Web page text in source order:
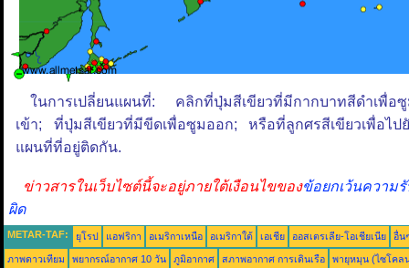
ในการเปลี่ยนแผนที่: คลิกที่ปุ่มสีเขียวที่มีกากบาทสีดำเพื่อ
เข้า; ที่ปุ่มสีเขียวที่มีขีดเพื่อซูมออก; หรือที่ลูกศรสีเขียวเพื่อไป
แผนที่ที่อยู่ติดกัน.
ข่าวสารในเว็บไซต์นี้จะอยู่ภายใต้เงือนไขของข้อยกเว้นความ
ผิด
METAR-TAF: ยุโรป แอฟริกา อเมริกาเหนือ อเมริกาใต้ เอเชีย ออสเตรเลีย-โอเชียเนีย อื่น
ภาพดาวเทียม พยากรณ์อากาศ 10 วัน ภูมิอากาศ สภาพอากาศ การเดินเรือ พายุหมุน (ไซโคล